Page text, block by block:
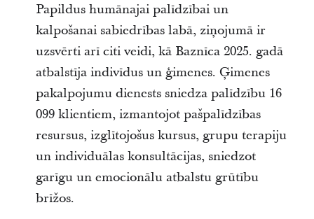
Papildus humānajai palīdzībai un
kalpošanai sabiedrības labā, ziņojumā ir
uzsvērti arī citi veidi, kā Baznīca 2025. gadā
atbalstīja indivīdus un ģimenes. Ģimenes
pakalpojumu dienests sniedza palīdzību 16
099 klientiem, izmantojot pašpalīdzības
resursus, izglītojošus kursus, grupu terapiju
un individuālas konsultācijas, sniedzot
garīgu un emocionālu atbalstu grūtību
brīžos.